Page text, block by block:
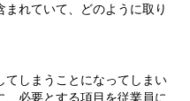
れていて、どのように取り
しまうことになってしまい
、必要とする項目を従業員に